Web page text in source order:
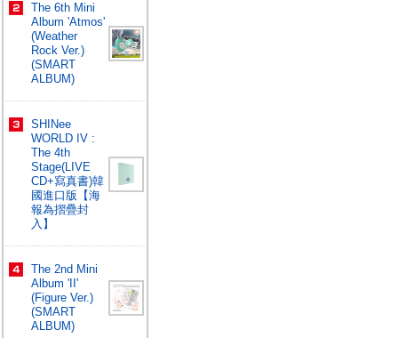
The 6th Mini
Album 'Atmos'
(Weather
Rock Ver.)
(SMART
ALBUM)
SHINee
WORLD IV :
The 4th
Stage(LIVE
CD+寫真書)韓
國進口版【海
報為摺疊封
入】
The 2nd Mini
Album 'II'
(Figure Ver.)
(SMART
ALBUM)